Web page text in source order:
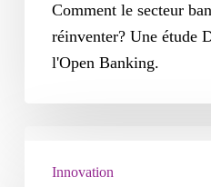
Comment le secteur
réinventer? Une étude
l'Open Banking.
Innovation